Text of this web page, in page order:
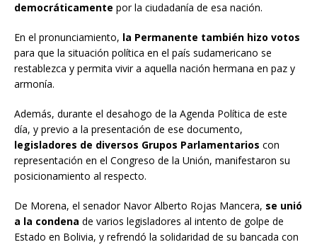
democráticamente por la ciudadanía de esa nación.
En el pronunciamiento, la Permanente también hizo votos
para que la situación política en el país sudamericano se
restablezca y permita vivir a aquella nación hermana en paz y
armonía.
Además, durante el desahogo de la Agenda Política de este
día, y previo a la presentación de ese documento,
legisladores de diversos Grupos Parlamentarios con
representación en el Congreso de la Unión, manifestaron su
posicionamiento al respecto.
De Morena, el senador Navor Alberto Rojas Mancera, se unió
a la condena de varios legisladores al intento de golpe de
Estado en Bolivia, y refrendó la solidaridad de su bancada con